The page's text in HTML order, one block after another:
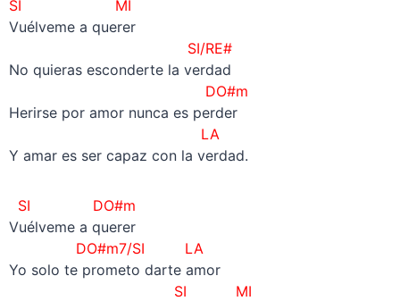
SI MI
Vuélveme a querer
SI/RE#
No quieras esconderte la verdad
DO#m
Herirse por amor nunca es perder
LA
Y amar es ser capaz con la verdad.
SI
DO#m
Vuélveme a querer
DO#m7/SI LA
Yo solo te prometo darte amor
SI MI